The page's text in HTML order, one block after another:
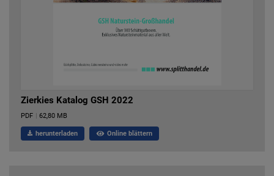
Zierkies Katalog GSH 2022
PDF 62,80 MB
herunterladen Online blättern